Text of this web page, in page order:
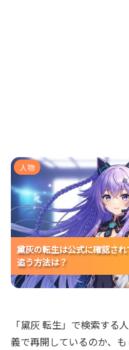
黛灰の転生は公式に確認
れず追
黛灰の転生は公式に確認さ
追う方法は？
黛灰の転生は公式に確認さ
追う方法は？
黛灰の転生は公式に確認さ
追う方法は？
人物
「黛灰 転生」で検索する
義で再開しているのか、